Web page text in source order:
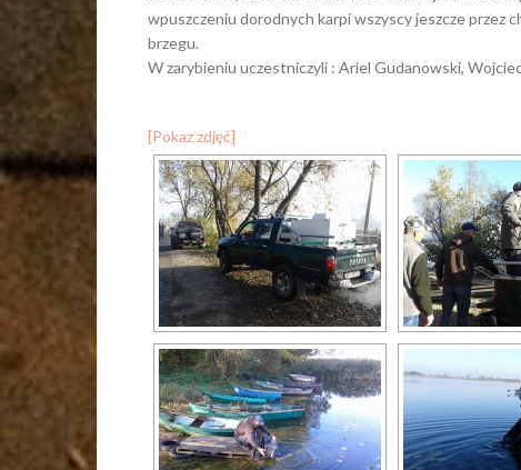
wpuszczeniu dorodnych karpi wszyscy jeszcze przez
brzegu.
W zarybieniu uczestniczyli : Ariel Gudanowski,
[Pokaz zdjęć]